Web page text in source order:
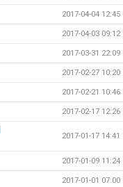
2017-04-04 12:45
2017-04-03 09:12
2017-03-31 22:09
2017-02-27 10:20
2017-02-21 10:46
2017-02-17 12:26
2017-01-17 14:41
2017-01-09 11:24
2017-01-01 07:00